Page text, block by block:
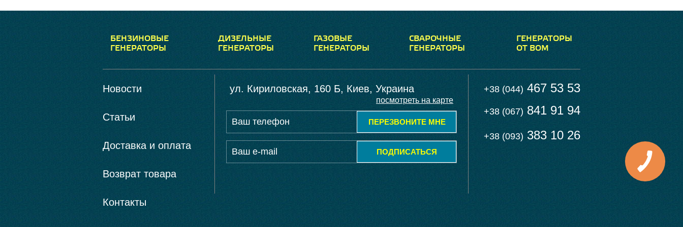
БЕНЗИНОВЫЕ
ГЕНЕРАТОРЫ
ДИЗЕЛЬНЫЕ
ГЕНЕРАТОРЫ
ГАЗОВЫЕ
ГЕНЕРАТОРЫ
СВАРОЧНЫЕ
ГЕНЕРАТОРЫ
ГЕНЕРАТОРЫ
ОТ ВОМ
Новости
Статьи
Доставка и оплата
Возврат товара
Контакты
ул. Кириловская, 160 Б, Киев, Украина
посмотреть на карте
ПЕРЕЗВОНИТЕ МНЕ
ПОДПИСАТЬСЯ
+38 (044) 467 53 53
+38 (067) 841 91 94
+38 (093) 383 10 26